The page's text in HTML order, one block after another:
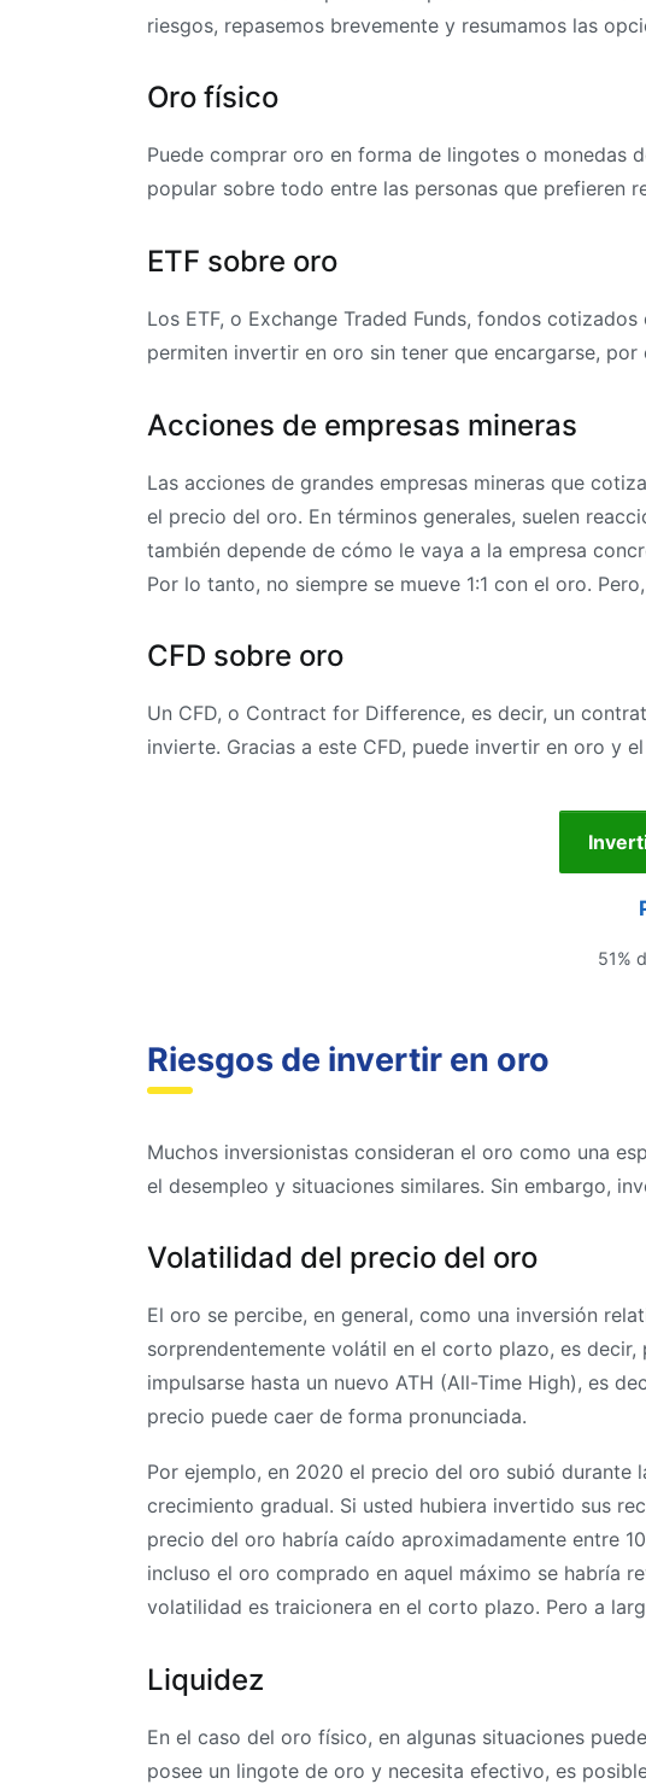
riesgos, repasemos brevemente y resumamos las
Oro físico
Puede comprar oro en forma de lingotes o monedas
popular sobre todo entre las personas que prefieren
ETF sobre oro
Los ETF, o Exchange Traded Funds, fondos
permiten invertir en oro sin tener que encargarse,
Acciones de empresas mineras
Las acciones de grandes empresas mineras que
el precio del oro. En términos generales, suelen
también depende de cómo le vaya a la empresa
Por lo tanto, no siempre se mueve 1:1 con el oro.
CFD sobre oro
Un CFD, o Contract for Difference, es decir, un
invierte. Gracias a este CFD, puede invertir en oro y
51%
Riesgos de invertir en oro
Muchos inversionistas consideran el oro como una
el desempleo y situaciones similares. Sin embargo,
Volatilidad del precio del oro
El oro se percibe, en general, como una inversión
sorprendentemente volátil en el corto plazo, es
impulsarse hasta un nuevo ATH (All-Time High), es
precio puede caer de forma pronunciada.
Por ejemplo, en 2020 el precio del oro subió
crecimiento gradual. Si usted hubiera invertido sus
precio del oro habría caído aproximadamente entre
incluso el oro comprado en aquel máximo se habría
volatilidad es traicionera en el corto plazo. Pero a
Liquidez
En el caso del oro físico, en algunas situaciones
posee un lingote de oro y necesita efectivo, es